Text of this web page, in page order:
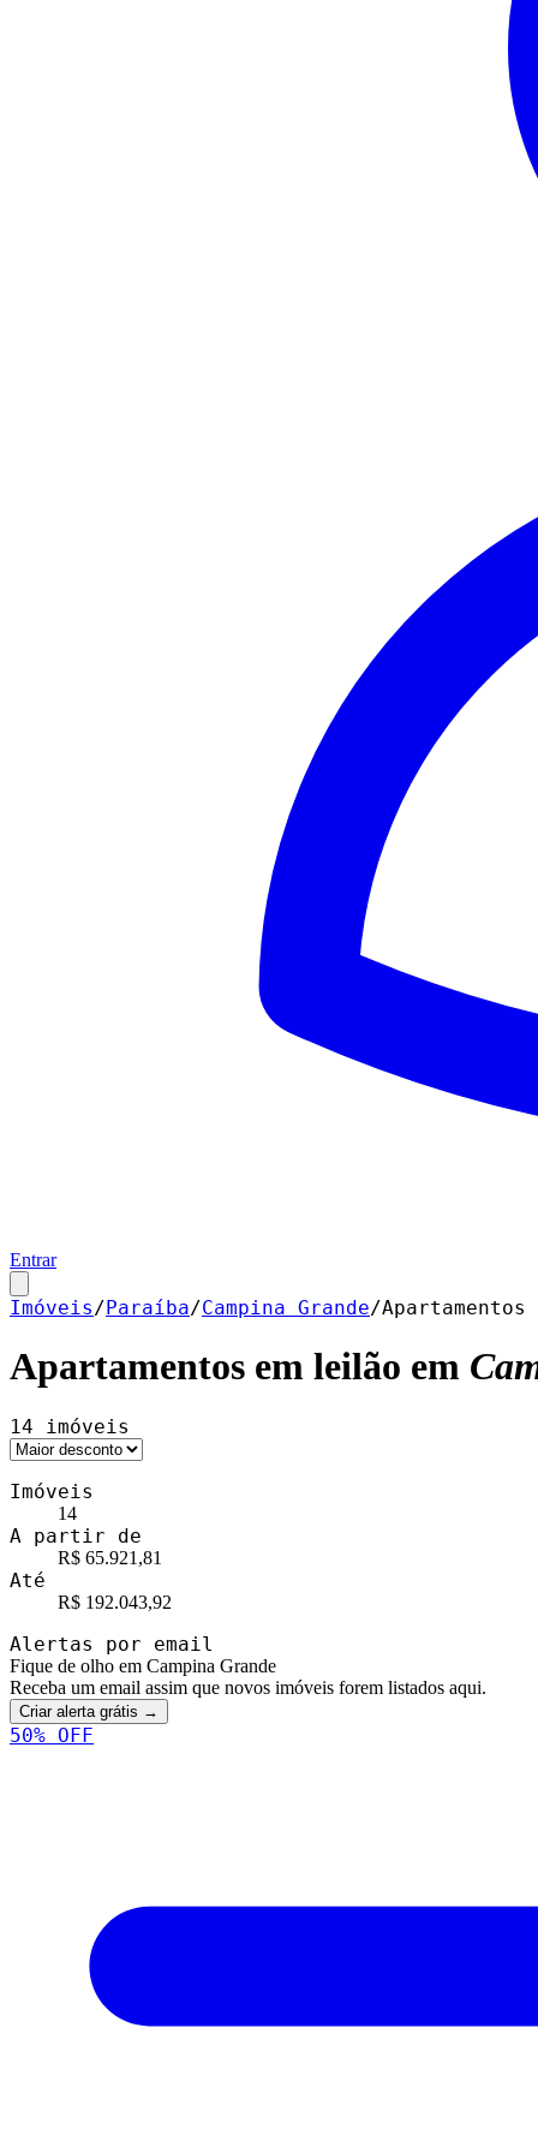
Entrar
Imóveis/Paraíba/Campina Grande/Apartamentos
Apartamentos em leilão em
14 imóveis
Imóveis
14
A partir de
R$ 65.921,81
Até
R$ 192.043,92
Alertas por email
Fique de olho em Campina Grande
Receba um email assim que novos imóveis forem listados aqui.
Criar alerta grátis →
50% OFF